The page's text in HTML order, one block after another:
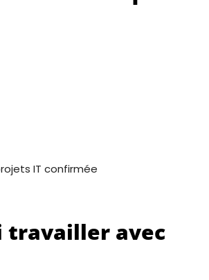
IT confirmée
travailler avec